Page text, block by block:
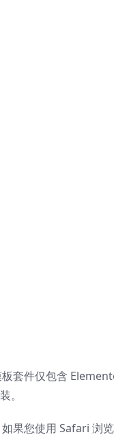
套件仅包含
。
果您使用 Safari 浏